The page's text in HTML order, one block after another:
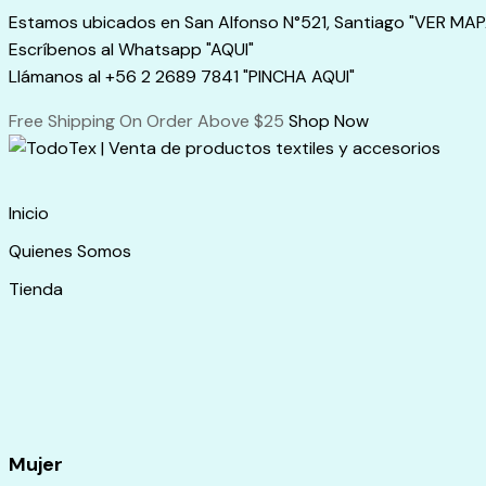
Skip
to
content
Estamos ubicados en San Alfonso N°521, Santiago "VER
Escríbenos al Whatsapp "AQUI"
Llámanos al +56 2 2689 7841 "PINCHA AQUI"
Free Shipping On Order Above $25 Shop Now
Inicio
Quienes Somos
Tienda
Mujer